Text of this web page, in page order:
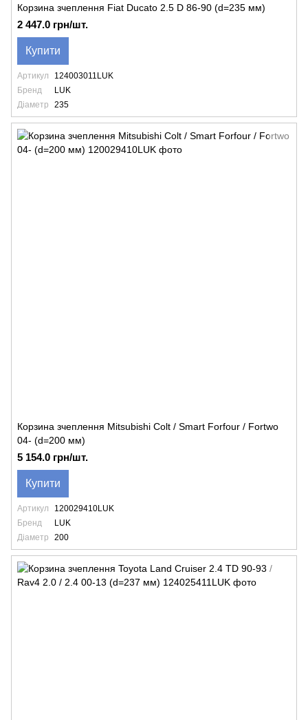
Корзина зчеплення Fiat Ducato 2.5 D 86-90 (d=235 мм)
2 447.0 грн/шт.
Купити
Артикул
124003011LUK
Бренд
LUK
Діаметр
235
Корзина зчеплення Mitsubishi Colt / Smart Forfour / Fortwo
04- (d=200 мм)
5 154.0 грн/шт.
Купити
Артикул
120029410LUK
Бренд
LUK
Діаметр
200